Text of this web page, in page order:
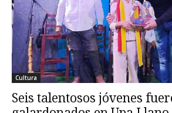
Cultura
Seis talentosos jóvenes